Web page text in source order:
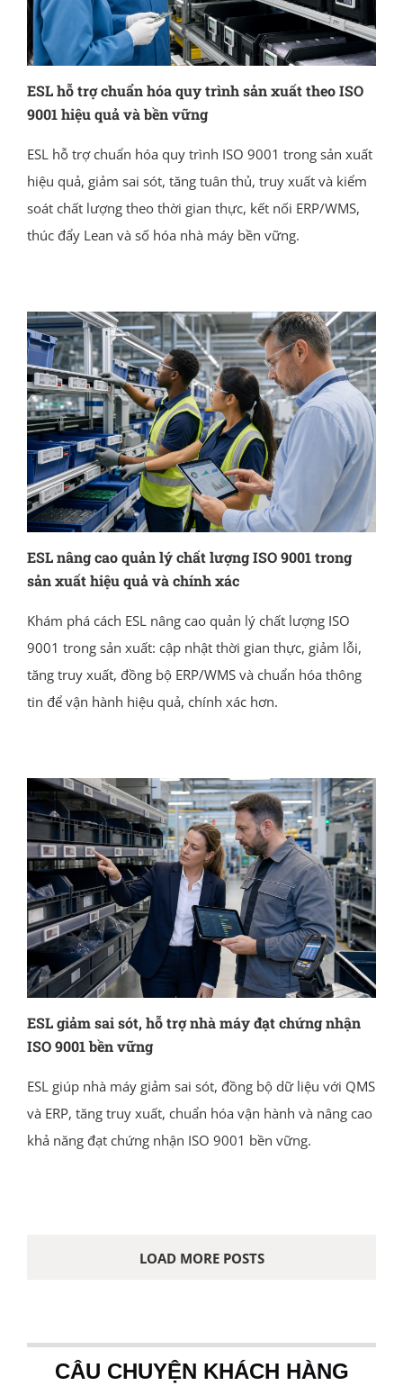
ESL hỗ trợ chuẩn hóa quy trình sản xuất theo ISO
9001 hiệu quả và bền vững
ESL hỗ trợ chuẩn hóa quy trình ISO 9001 trong sản xuất
hiệu quả, giảm sai sót, tăng tuân thủ, truy xuất và kiểm
soát chất lượng theo thời gian thực, kết nối ERP/WMS,
thúc đẩy Lean và số hóa nhà máy bền vững.
ESL nâng cao quản lý chất lượng ISO 9001 trong
sản xuất hiệu quả và chính xác
Khám phá cách ESL nâng cao quản lý chất lượng ISO
9001 trong sản xuất: cập nhật thời gian thực, giảm lỗi,
tăng truy xuất, đồng bộ ERP/WMS và chuẩn hóa thông
tin để vận hành hiệu quả, chính xác hơn.
ESL giảm sai sót, hỗ trợ nhà máy đạt chứng nhận
ISO 9001 bền vững
ESL giúp nhà máy giảm sai sót, đồng bộ dữ liệu với QMS
và ERP, tăng truy xuất, chuẩn hóa vận hành và nâng cao
khả năng đạt chứng nhận ISO 9001 bền vững.
LOAD MORE POSTS
CÂU CHUYỆN KHÁCH HÀNG